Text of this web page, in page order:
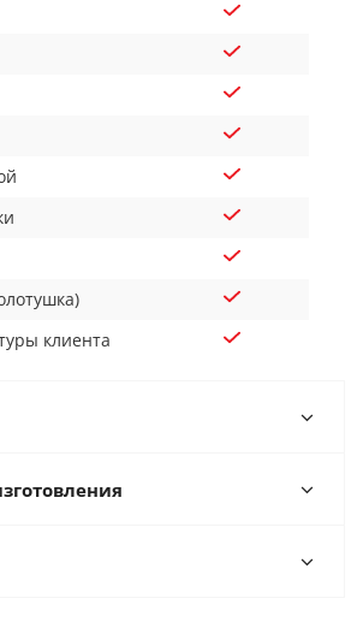
клиента